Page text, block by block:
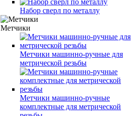
Набор сверл по металлу
Метчики
Метчики машинно-ручные для
метрической резьбы
Метчики машинно-ручные
комплектные для метрической